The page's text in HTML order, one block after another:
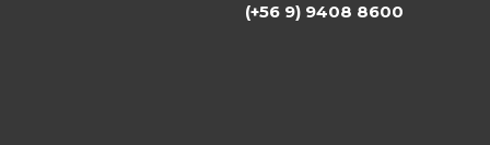
(+56 9) 9408 8600